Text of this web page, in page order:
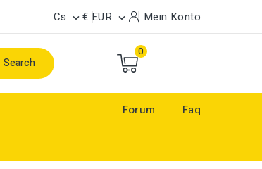
Cs € EUR  Mein Konto
Search
0
Forum Faq